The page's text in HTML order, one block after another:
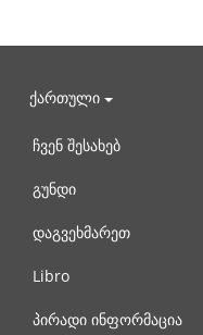
ქართული
ჩვენ შესახებ
გუნდი
დაგვეხმარეთ
Libro
პირადი ინფორმაცია